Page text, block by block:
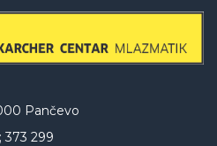
Pančevo
373 299